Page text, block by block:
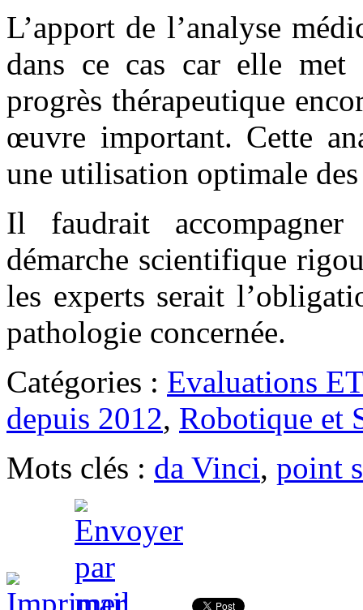
L’apport de l’analyse
dans ce cas car elle
progrès thérapeutique
œuvre important. Cette
une utilisation optimale
Il faudrait
démarche scientifique
les experts serait
pathologie concernée.
Catégories : Evaluations
depuis 2012, Robotique et
Mots clés : da Vinci, point